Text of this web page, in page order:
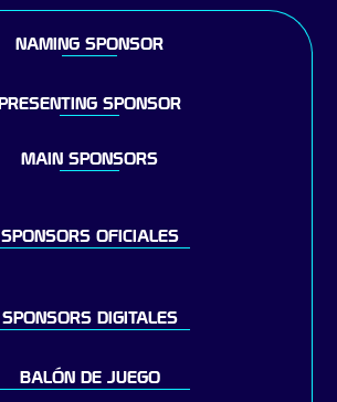
NAMING SPONSOR
PRESENTING SPONSOR
MAIN SPONSORS
SPONSORS OFICIALES
SPONSORS DIGITALES
BALÓN DE JUEGO